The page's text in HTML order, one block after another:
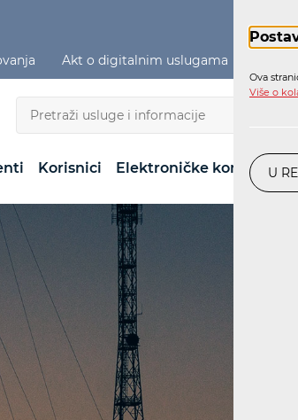
Ova
Više o
U
Akt o digitalnim uslugama
Korisnici Elektroničke